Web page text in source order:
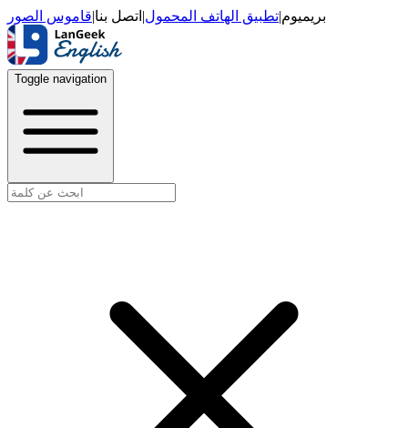
بريميوم|تطبيق الهاتف المحمول| اتصل بنا|قاموس الصور
Toggle navigation